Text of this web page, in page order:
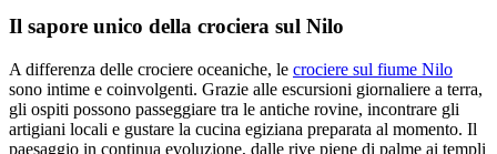
Il sapore unico della crociera sul Nilo
A differenza delle crociere oceaniche, le crociere sul fiume Nilo
sono intime e coinvolgenti. Grazie alle escursioni giornaliere a terra,
gli ospiti possono passeggiare tra le antiche rovine, incontrare gli
artigiani locali e gustare la cucina egiziana preparata al momento. Il
paesaggio in continua evoluzione, dalle rive piene di palme ai templi